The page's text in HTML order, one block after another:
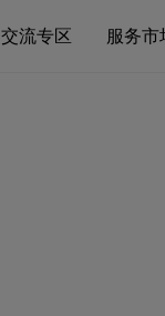
交流专区 服务市